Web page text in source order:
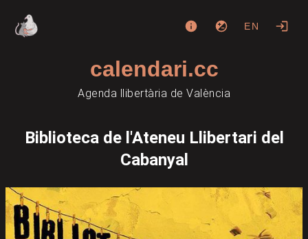
EN
calendari.cc
Agenda llibertària de València
Biblioteca de l'Ateneu Llibertari del
Cabanyal